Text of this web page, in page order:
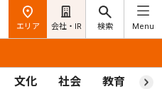
エリア 会社・IR 検索 Menu
文化 社会 教育 ス